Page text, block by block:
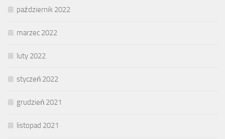
październik 2022
marzec 2022
luty 2022
styczeń 2022
grudzień 2021
listopad 2021